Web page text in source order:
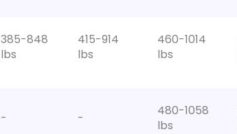
385-848
lbs
415-914
lbs
460-1014
lbs
- -
480-1058
lbs